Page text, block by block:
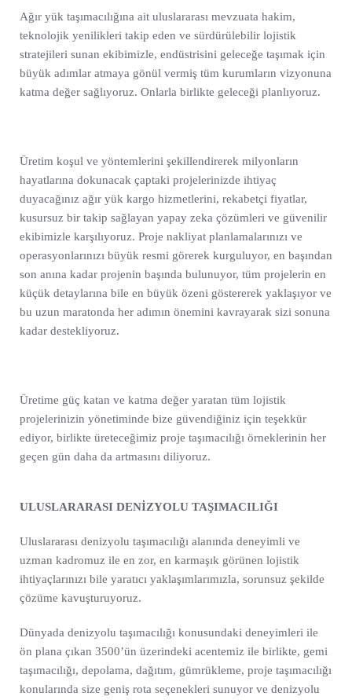
Ağır yük taşımacılığına ait uluslararası mevzuata hakim,
teknolojik yenilikleri takip eden ve sürdürülebilir lojistik
stratejileri sunan ekibimizle, endüstrisini geleceğe taşımak için
büyük adımlar atmaya gönül vermiş tüm kurumların vizyonuna
katma değer sağlıyoruz. Onlarla birlikte geleceği planlıyoruz.
Üretim koşul ve yöntemlerini şekillendirerek milyonların
hayatlarına dokunacak çaptaki projelerinizde ihtiyaç
duyacağınız ağır yük kargo hizmetlerini, rekabetçi fiyatlar,
kusursuz bir takip sağlayan yapay zeka çözümleri ve güvenilir
ekibimizle karşılıyoruz. Proje nakliyat planlamalarınızı ve
operasyonlarınızı büyük resmi görerek kurguluyor, en başından
son anına kadar projenin başında bulunuyor, tüm projelerin en
küçük detaylarına bile en büyük özeni göstererek yaklaşıyor ve
bu uzun maratonda her adımın önemini kavrayarak sizi sonuna
kadar destekliyoruz.
Üretime güç katan ve katma değer yaratan tüm lojistik
projelerinizin yönetiminde bize güvendiğiniz için teşekkür
ediyor, birlikte üreteceğimiz proje taşımacılığı örneklerinin her
geçen gün daha da artmasını diliyoruz.
ULUSLARARASI DENİZYOLU TAŞIMACILIĞI
Uluslararası denizyolu taşımacılığı alanında deneyimli ve
uzman kadromuz ile en zor, en karmaşık görünen lojistik
ihtiyaçlarınızı bile yaratıcı yaklaşımlarımızla, sorunsuz şekilde
çözüme kavuşturuyoruz.
Dünyada denizyolu taşımacılığı konusundaki deneyimleri ile
ön plana çıkan 3500’ün üzerindeki acentemiz ile birlikte, gemi
taşımacılığı, depolama, dağıtım, gümrükleme, proje taşımacılığı
konularında size geniş rota seçenekleri sunuyor ve denizyolu